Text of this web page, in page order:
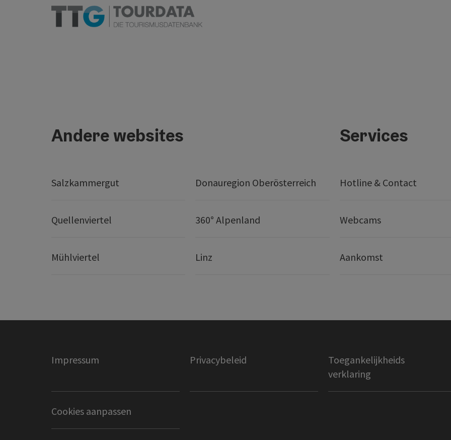
Andere websites
Salzkammergut Donauregion Oberösterreich
Quellenviertel 360° Alpenland
Mühlviertel Linz
Services
Hotline & Contact
Webcams
Aankomst
Impressum Privacybeleid
Toegankelijkheids
verklaring
Cookies aanpassen